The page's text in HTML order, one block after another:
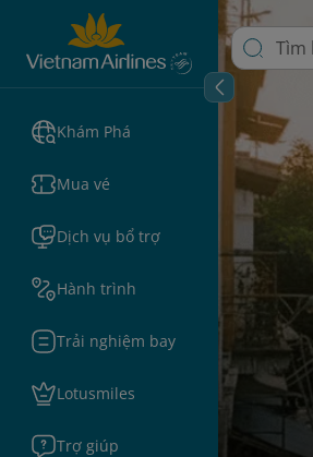
Khám Phá
Mua vé
Dịch vụ bổ trợ
Hành trình
Trải nghiệm bay
Lotusmiles
Trợ giúp